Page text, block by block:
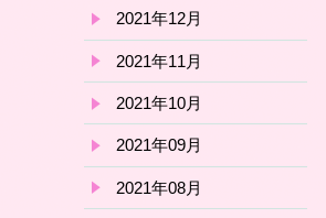
2021年12月
2021年11月
2021年10月
2021年09月
2021年08月